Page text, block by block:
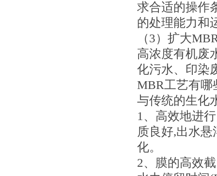
求合适的操作
的处理能力和
（3）扩大
高浓度有机废
化污水、印染
MBR工艺有哪
与传统的生化
1、高效地进
质良好,出水
化。
2、膜的高效